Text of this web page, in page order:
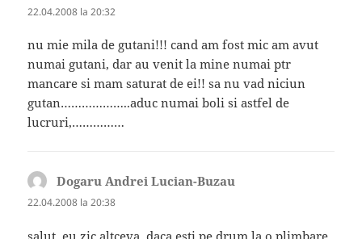
22.04.2008 la 20:32
nu mie mila de gutani!!! cand am fost mic am avut
numai gutani, dar au venit la mine numai ptr
mancare si mam saturat de ei!! sa nu vad niciun
gutan………………..aduc numai boli si astfel de
lucruri,……………
Dogaru Andrei Lucian-Buzau
22.04.2008 la 20:38
salut. eu zic altceva. daca esti pe drum la o plimbare